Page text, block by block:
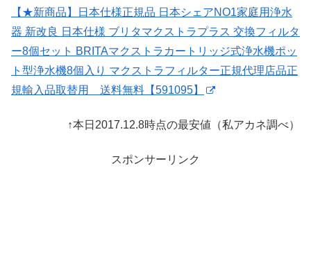
【★新商品】日本仕様正規品 日本シェアNO1家庭用浄水
器 新改良 日本仕様 ブリタマクストラプラス 交換フィルタ
ー8個セット BRITAマクストラカートリッジ式浄水機ポッ
ト型浄水機8個入り マクストラフィルター正規代理店品正
規輸入品取替用 送料無料【591095】
↑本日2017.12.8時点の最安値（私アカネ調べ）
スポンサーリンク